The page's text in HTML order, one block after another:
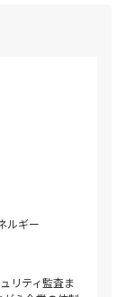
ルギー
リティ監査ま